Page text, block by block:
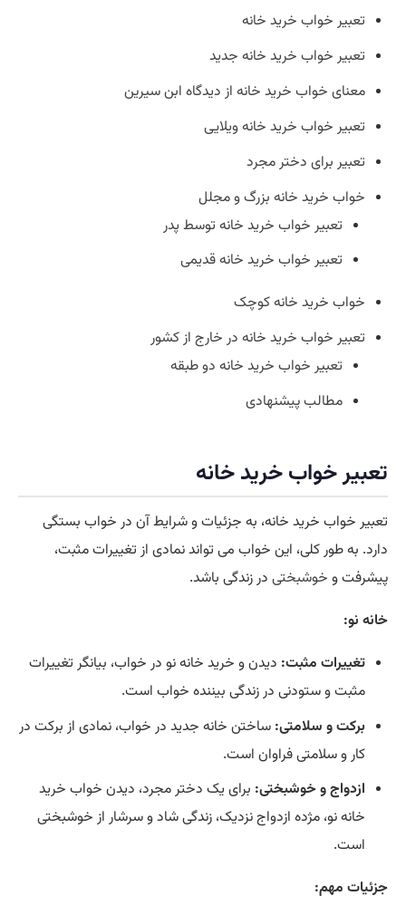
تعبیر خواب خرید خانه
تعبیر خواب خرید خانه جدید
معنای خواب خرید خانه از دیدگاه ابن سیرین
تعبیر خواب خرید خانه ویلایی
تعبیر برای دختر مجرد
خواب خرید خانه بزرگ و مجلل
تعبیر خواب خرید خانه توسط پدر
تعبیر خواب خرید خانه قدیمی
خواب خرید خانه کوچک
تعبیر خواب خرید خانه در خارج از کشور
تعبیر خواب خرید خانه دو طبقه
مطالب پیشنهادی
تعبیر خواب خرید خانه
تعبیر خواب خرید خانه، به جزئیات و شرایط آن در خواب بستگی
دارد. به طور کلی، این خواب می تواند نمادی از تغییرات مثبت،
پیشرفت و خوشبختی در زندگی باشد.
خانه نو:
تغییرات مثبت: دیدن و خرید خانه نو در خواب، بیانگر تغییرات
مثبت و ستودنی در زندگی بیننده خواب است.
برکت و سلامتی: ساختن خانه جدید در خواب، نمادی از برکت در
کار و سلامتی فراوان است.
ازدواج و خوشبختی: برای یک دختر مجرد، دیدن خواب خرید
خانه نو، مژده ازدواج نزدیک، زندگی شاد و سرشار از خوشبختی
است.
جزئیات مهم: